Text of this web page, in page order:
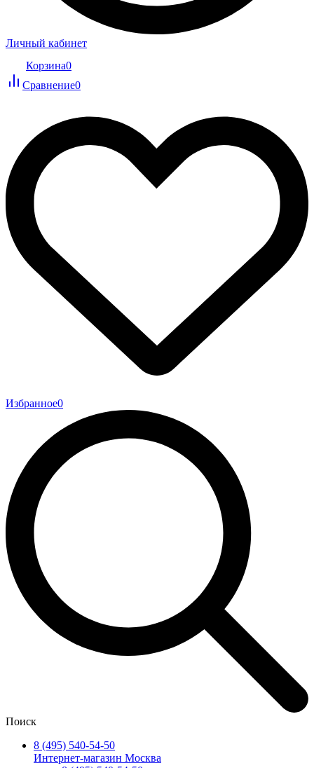
Личный кабинет
Корзина0
Сравнение0
Избранное0
Поиск
8 (495) 540-54-50
Интернет-магазин Москва